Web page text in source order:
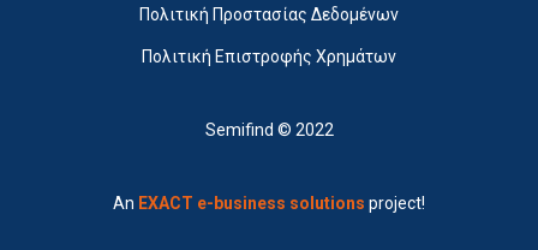
Πολιτική Προστασίας Δεδομένων
Πολιτική Επιστροφής Χρημάτων
Semifind © 2022
An EXACT e-business solutions project!